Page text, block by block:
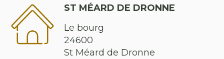
ST MÉARD DE DRONNE
Le bourg
24600
St Méard de Dronne